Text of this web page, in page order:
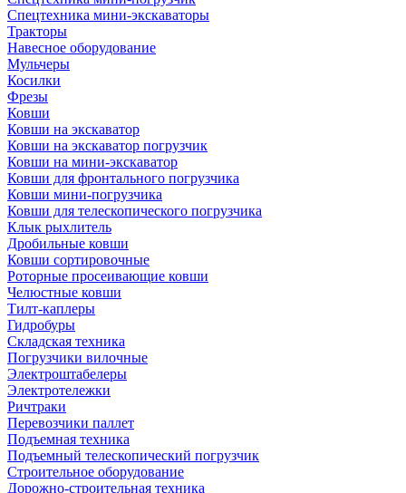
Спецтехника мини-экскаваторы
Тракторы
Навесное оборудование
Мульчеры
Косилки
Фрезы
Ковши
Ковши на экскаватор
Ковши на экскаватор погрузчик
Ковши на мини-экскаватор
Ковши для фронтального погрузчика
Ковши мини-погрузчика
Ковши для телескопического погрузчика
Клык рыхлитель
Дробильные ковши
Ковши сортировочные
Роторные просеивающие ковши
Челюстные ковши
Тилт-каплеры
Гидробуры
Складская техника
Погрузчики вилочные
Электроштабелеры
Электротележки
Ричтраки
Перевозчики паллет
Подъемная техника
Подъемный телескопический погрузчик
Строительное оборудование
Дорожно-строительная техника